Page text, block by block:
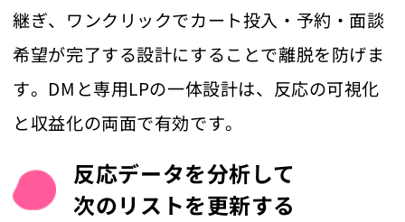
継ぎ、ワンクリックでカート投入・予約・面談
希望が完了する設計にすることで離脱を防げま
す。DMと専用LPの一体設計は、反応の可視化
と収益化の両面で有効です。
反応データを分析して
次のリストを更新する